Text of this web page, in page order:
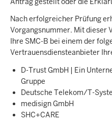
Nach erfolgreicher Prüfung
Vorgangsnummer. Mit dieser
Ihre SMC-B bei einem der
Vertrauensdiensteanbieter
D-Trust GmbH | Ein
Gruppe
Deutsche Telekom/T-
medisign GmbH
SHC+CARE